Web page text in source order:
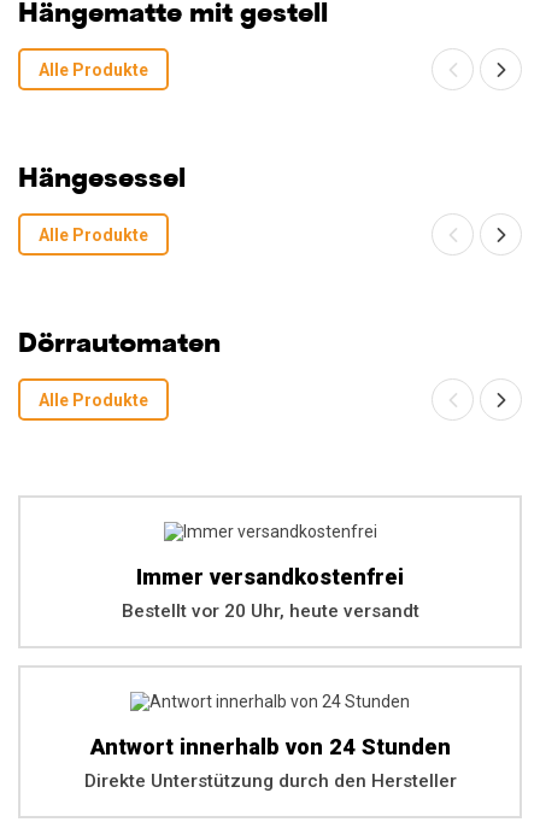
Hängematte mit gestell
Alle Produkte
Hängesessel
Alle Produkte
Dörrautomaten
Alle Produkte
Immer versandkostenfrei
Bestellt vor 20 Uhr, heute versandt
Antwort innerhalb von 24 Stunden
Direkte Unterstützung durch den Hersteller